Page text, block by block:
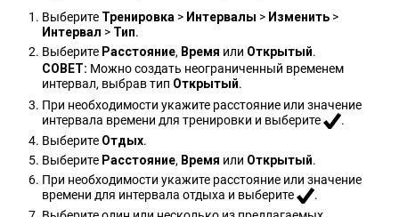
Выберите Тренировка > Интервалы > Изменить >
Интервал > Тип.
Выберите Расстояние, Время или Открытый.
СОВЕТ: Можно создать неограниченный временем
интервал, выбрав тип Открытый.
При необходимости укажите расстояние или значение
интервала времени для тренировки и выберите
.
Выберите Отдых.
Выберите Расстояние, Время или Открытый.
При необходимости укажите расстояние или значение
времени для интервала отдыха и выберите
.